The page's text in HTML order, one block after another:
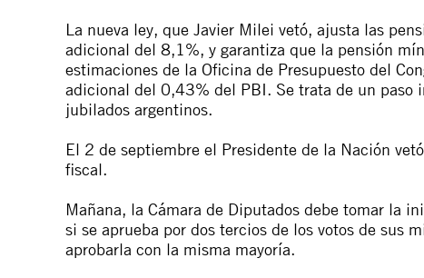
La nueva ley, que Javier Milei vetó, ajusta las
adicional del 8,1%, y garantiza que la pensión
estimaciones de la Oficina de Presupuesto del
adicional del 0,43% del PBI. Se trata de un paso
jubilados argentinos.
El 2 de septiembre el Presidente de la Nación
fiscal.
Mañana, la Cámara de Diputados debe tomar la
si se aprueba por dos tercios de los votos de sus
aprobarla con la misma mayoría.